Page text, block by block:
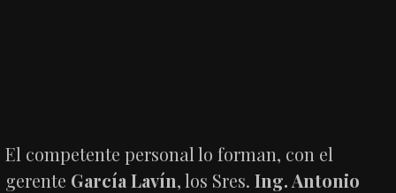
El competente personal lo forman, con el
gerente García Lavín, los Sres.Ing. Antonio